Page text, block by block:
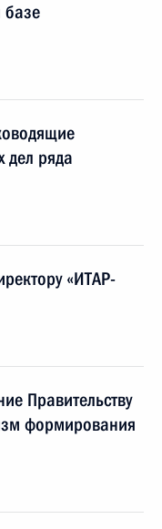
базе
дел ряда
«ИТАР-
Правительству
формирования